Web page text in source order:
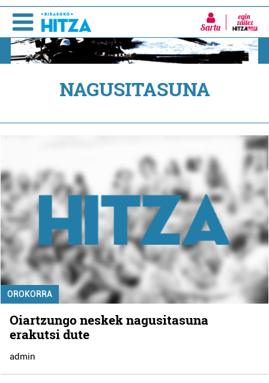
Sartu
NAGUSITASUNA
OROKORRA
Oiartzungo neskek nagusitasuna
erakutsi dute
admin